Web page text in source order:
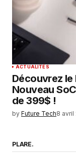
ACTUALITÉS
Découvrez
Nouveau
de 399$ !
by Future Tech8 avril
PLARE.